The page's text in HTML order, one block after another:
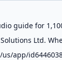
guide for
Ltd.
app/